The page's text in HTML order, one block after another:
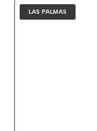
LAS PALMAS